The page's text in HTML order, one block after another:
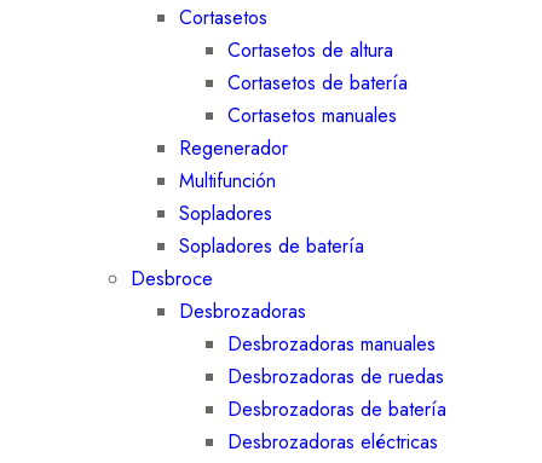
Cortasetos
Cortasetos de altura
Cortasetos de batería
Cortasetos manuales
Regenerador
Multifunción
Sopladores
Sopladores de batería
Desbroce
Desbrozadoras
Desbrozadoras manuales
Desbrozadoras de ruedas
Desbrozadoras de batería
Desbrozadoras eléctricas